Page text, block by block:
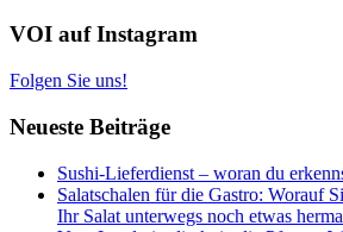
VOI auf Instagram
Folgen Sie uns!
Neueste Beiträge
Sushi-Lieferdienst – woran du
Salatschalen für die Gastro: Worauf
Ihr Salat unterwegs noch etwas